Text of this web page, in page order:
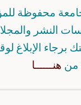
محفوظة
النشر
برجاء
من هنــــــا